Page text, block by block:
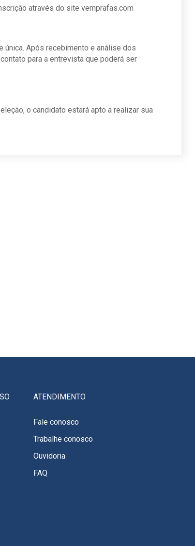
através do site vemprafas.com
Após recebimento e análise dos
para a entrevista que poderá ser
o candidato estará apto a realizar sua
ATENDIMENTO
Fale conosco
Trabalhe conosco
Ouvidoria
FAQ